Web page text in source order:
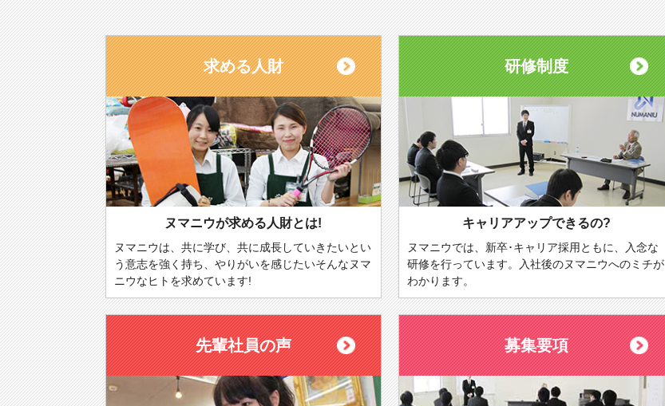
求める人財
ヌマニウが求める人財とは!
ヌマニウは、共に学び、共に成長していきたいとい
う意志を強く持ち、やりがいを感じたいそんなヌマ
ニウなヒトを求めています!
研修制度
キャリアアップできるの?
ヌマニウでは、新卒･キャリア採用ともに、入念な
研修を行っています。入社後のヌマニウへのミチが
わかります。
先輩社員の声 募集要項